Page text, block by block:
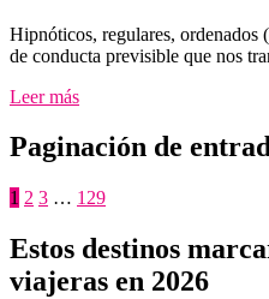
Hipnóticos, regulares,
de conducta previsible que nos
Leer más
Paginación de
1 2 3 … 129
Estos destinos
viajeras en 2026